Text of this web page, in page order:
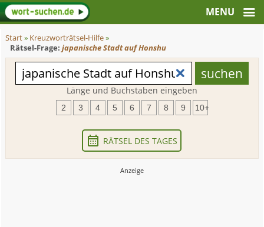
Start» Kreuzworträtsel-Hilfe»
Rätsel-Frage: japanische Stadt auf Honshu
Länge und Buchstaben eingeben
2 3 4 5 6 7 8 9 10+
RÄTSEL DES TAGES